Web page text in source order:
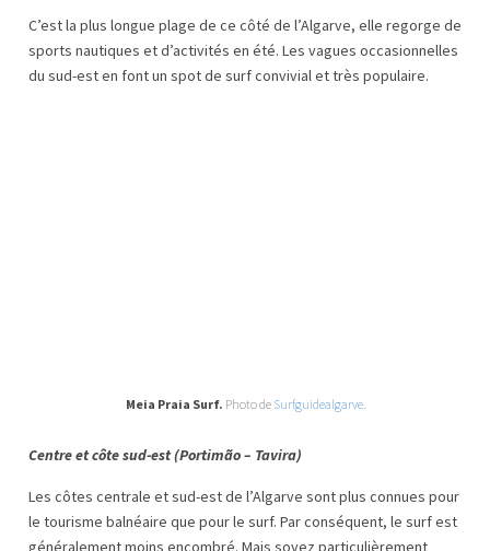
C’est la plus longue plage de ce côté de l’Algarve, elle regorge de
sports nautiques et d’activités en été. Les vagues occasionnelles
du sud-est en font un spot de surf convivial et très populaire.
Meia Praia Surf. Photo de Surfguidealgarve.
Centre et côte sud-est (Portimão – Tavira)
Les côtes centrale et sud-est de l’Algarve sont plus connues pour
le tourisme balnéaire que pour le surf. Par conséquent, le surf est
généralement moins encombré. Mais soyez particulièrement